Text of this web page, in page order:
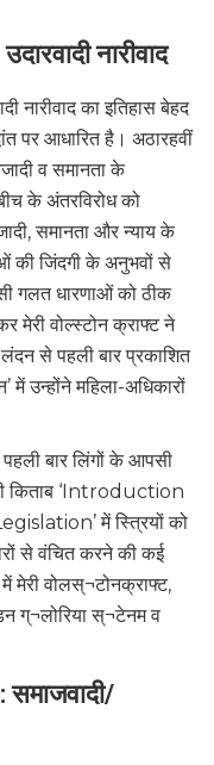
नारीवाद
नारीवाद का इतिहास बेहद
पर आधारित है। अठारहवीं
व समानता के
के अंतरविरोध को
समानता और न्याय के
की जिंदगी के अनुभवों से
गलत धारणाओं को ठीक
मेरी वोल्स्टोन क्राफ्ट ने
से पहली बार प्रकाशित
उन्होंने महिला-अधिकारों
बार लिंगों के आपसी
किताब ‘Introduction
में स्त्रियों को
से वंचित करने की कई
मेरी वोलस्¬टोनक्राफ्ट,
ग्¬लोरिया स्¬टेनम व
समाजवादी/